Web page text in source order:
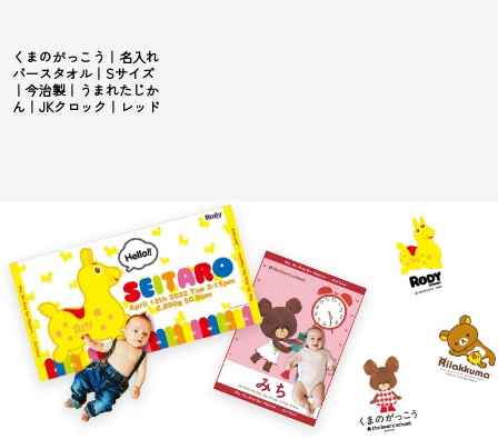
くまのがっこう｜名入れ
バースタオル｜Sサイズ
｜今治製｜うまれたじか
ん｜JKクロック｜レッド